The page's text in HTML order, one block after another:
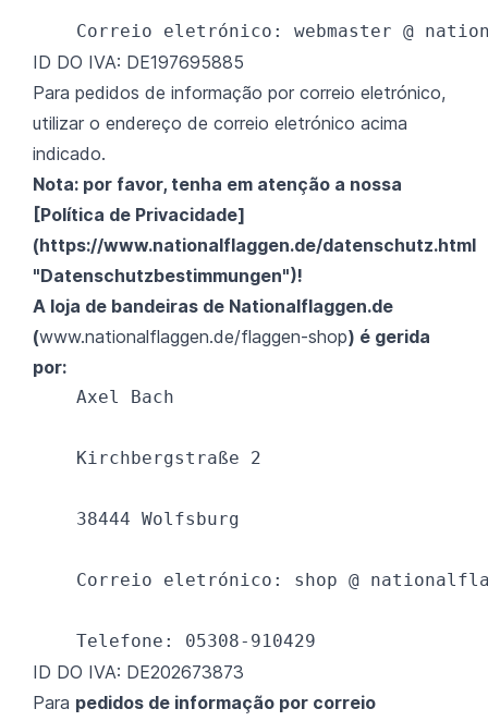
ID DO IVA: DE197695885
Para pedidos de informação por correio eletrónico,
utilizar o endereço de correio eletrónico acima
indicado.
Nota: por favor, tenha em atenção a nossa
[Política de Privacidade]
(https://www.nationalflaggen.de/datenschutz.html
"Datenschutzbestimmungen")!
A loja de bandeiras de Nationalflaggen.de
(www.nationalflaggen.de/flaggen-shop) é gerida
por:
    Axel Bach
    Kirchbergstraße 2
    38444 Wolfsburg
Correio eletrónico: shop @
ID DO IVA: DE202673873
Para pedidos de informação por correio